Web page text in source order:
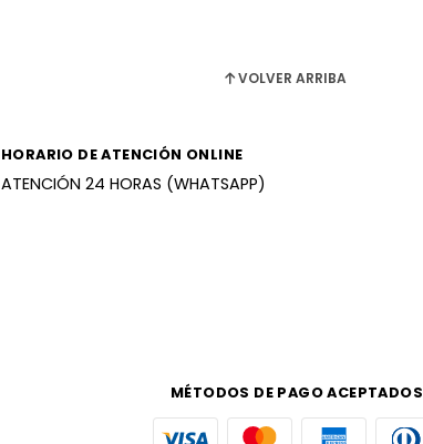
VOLVER ARRIBA
HORARIO DE ATENCIÓN ONLINE
ATENCIÓN 24 HORAS (WHATSAPP)
MÉTODOS DE PAGO ACEPTADOS